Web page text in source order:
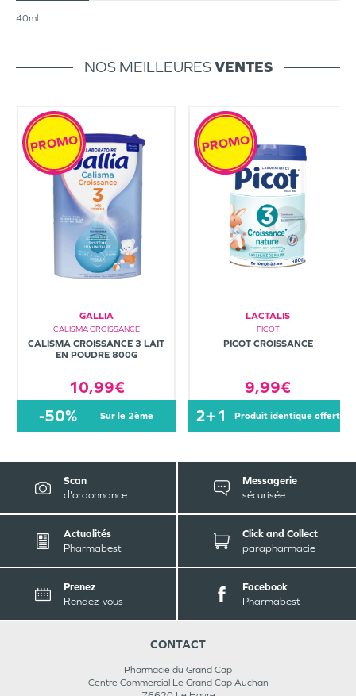
40ml
NOS MEILLEURESVENTES
GALLIA
CALISMA CROISSANCE
CALISMA CROISSANCE 3 LAIT
EN POUDRE 800G
10,99€
PROMO
-50% sur le 2ème
LACTALIS
PICOT
PICOT CROISSANCE
9,99€
PROMO
2+1 produit identique offert
Scan
d'ordonnance
Messagerie
sécurisée
Actualités
Pharmabest
Click and Collect
parapharmacie
Prenez
Rendez-vous
Facebook
Pharmabest
CONTACT
Pharmacie du Grand Cap
Centre Commercial Le Grand Cap Auchan